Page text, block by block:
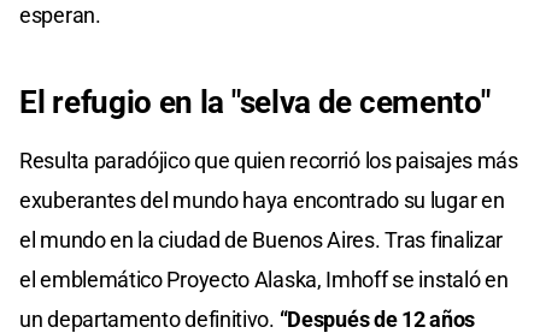
esperan.
El refugio en la "selva de cemento"
Resulta paradójico que quien recorrió los paisajes más
exuberantes del mundo haya encontrado su lugar en
el mundo en la ciudad de Buenos Aires. Tras finalizar
el emblemático Proyecto Alaska, Imhoff se instaló en
un departamento definitivo. “Después de 12 años